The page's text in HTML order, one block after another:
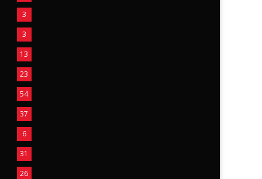
3
3
13
23
54
37
6
31
26